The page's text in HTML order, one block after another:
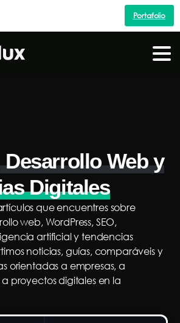
Portafolio
Web y
Digitales
que encuentres sobre
web, WordPress, SEO,
artificial y tendencias
noticias, guías, comparáveis y
orientadas a empresas, a
proyectos digitales en la